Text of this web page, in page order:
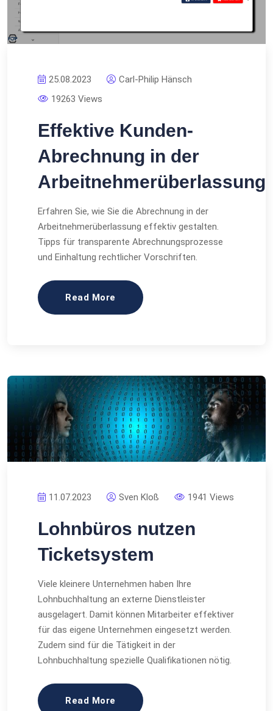
25.08.2023
Carl-Philip Hänsch
19263 Views
Effektive Kunden-
Abrechnung in der
Arbeitnehmerüberlassung
Erfahren Sie, wie Sie die Abrechnung in der
Arbeitnehmerüberlassung effektiv gestalten.
Tipps für transparente Abrechnungsprozesse
und Einhaltung rechtlicher Vorschriften.
Read More
11.07.2023 Sven Kloß 1941 Views
Lohnbüros nutzen
Ticketsystem
Viele kleinere Unternehmen haben Ihre
Lohnbuchhaltung an externe Dienstleister
ausgelagert. Damit können Mitarbeiter effektiver
für das eigene Unternehmen eingesetzt werden.
Zudem sind für die Tätigkeit in der
Lohnbuchhaltung spezielle Qualifikationen nötig.
Read More